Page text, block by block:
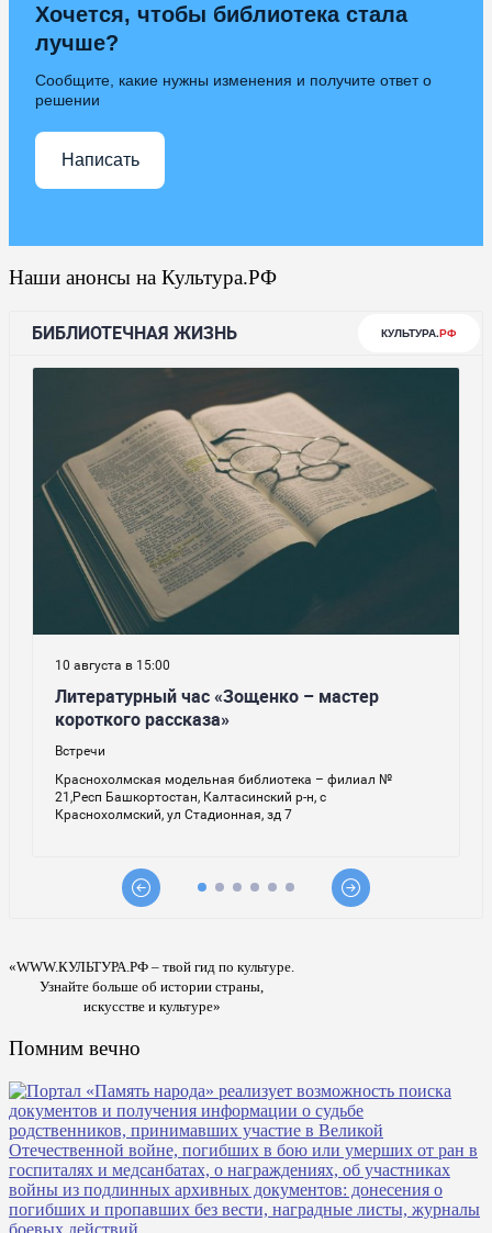
Хочется, чтобы библиотека стала
лучше?
Сообщите, какие нужны изменения и получите ответ о
решении
Написать
Наши анонсы на Культура.РФ
«WWW.КУЛЬТУРА.РФ – твой гид по культуре.
Узнайте больше об истории страны,
искусстве и культуре»
Помним вечно